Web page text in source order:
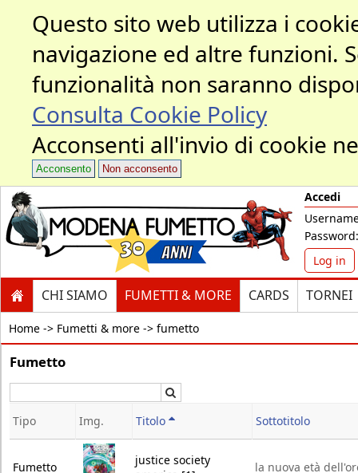
Questo sito web utilizza i
navigazione ed altre funzioni.
funzionalità non saranno
Consulta Cookie Policy
Acconsenti all'invio di cookie
Acconsento Non acconsento
Accedi
Password:
Log in
CHI SIAMO FUMETTI & MORE CARDS TORNEI
Home -> Fumetti & more -> fumetto
Fumetto
Tipo Img. Titolo Sottotitolo
Fumetto
justice society
la nuova età